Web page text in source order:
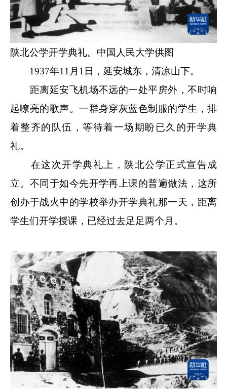
陕北公学开学典礼。中国人民大学供图
1937年11月1日，延安城东，清凉山下。
距离延安飞机场不远的一处平房外，不时响
起嘹亮的歌声。一群身穿灰蓝色制服的学生，排
着整齐的队伍，等待着一场期盼已久的开学典
礼。
在这次开学典礼上，陕北公学正式宣告成
立。不同于如今先开学再上课的普遍做法，这所
创办于战火中的学校举办开学典礼那一天，距离
学生们开学授课，已经过去足足两个月。